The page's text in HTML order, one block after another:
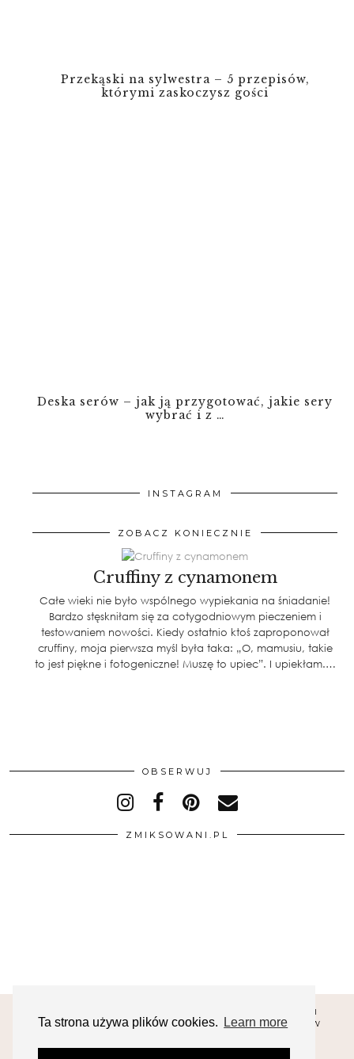
Ta strona używa plików cookies. Learn more
Przekąski na sylwestra – 5 przepisów,
którymi zaskoczysz gości
Deska serów – jak ją przygotować, jakie sery
wybrać i z …
INSTAGRAM
ZOBACZ KONIECZNIE
Cruffiny z cynamonem
Całe wieki nie było wspólnego wypiekania na śniadanie!
Bardzo stęskniłam się za cotygodniowym pieczeniem i
testowaniem nowości. Kiedy ostatnio ktoś zaproponował
cruffiny, moja pierwsza myśl była taka: „O, mamusiu, takie
to jest piękne i fotogeniczne! Muszę to upiec”. I upiekłam.…
OBSERWUJ
ZMIKSOWANI.PL
MAŁE KULINARIA. FOTOGRAFIA KULINARNA I
PRZEPISY.
POLITYKA PRYWATNOŚCI ORAZ PLIKÓW